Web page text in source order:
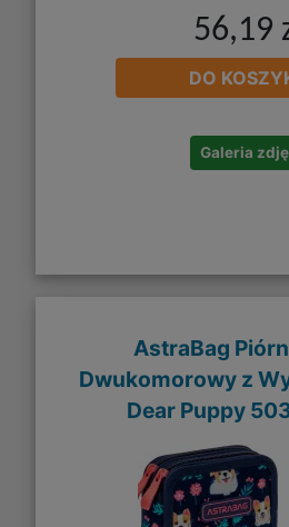
56,19
DO
Galeria
AstraBag
Dwukomorowy z
Dear Puppy